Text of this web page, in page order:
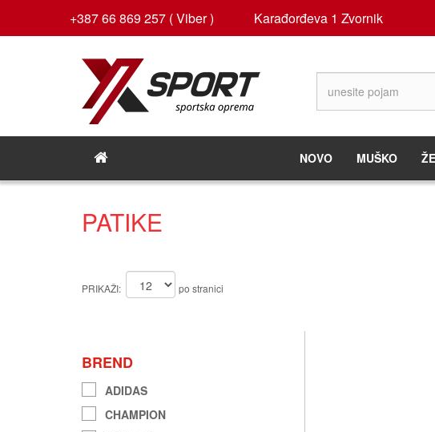
+387 66 869 257 ( Viber ) Karađorđeva 1 Zvornik
NOVO MUŠKO
PATIKE
PRIKAŽI: po stranici
BREND
ADIDAS
CHAMPION